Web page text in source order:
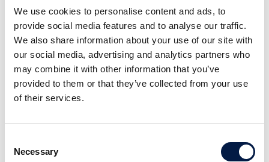
We use cookies to personalise content and ads, to
provide social media features and to analyse our traffic.
We also share information about your use of our site with
our social media, advertising and analytics partners who
may combine it with other information that you’ve
provided to them or that they’ve collected from your use
of their services.
Selection
Necessary
Analys, SBB i Norden,
Toppar Stabila kassaflöden
Analysmaterial 11 apr 2018
På kort tid har Ilija Batljan byggt upp ett samhällsfastighets­bestånd på
över 20 miljarder kronor med ett erfaret transaktions­team samt